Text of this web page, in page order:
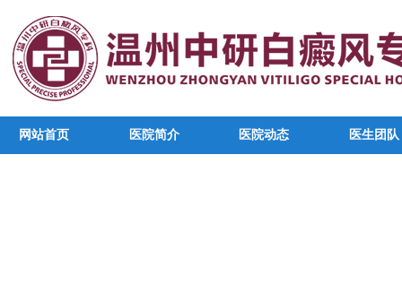
网站首页 医院简介 医院动态 医生团队